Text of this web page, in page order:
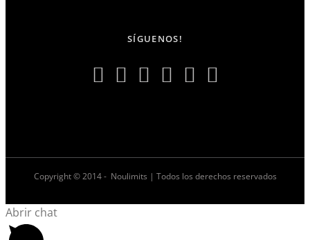
SÍGUENOS!
Copyright © 2014 - Noulimits | Todos los derechos reservados
Abrir chat